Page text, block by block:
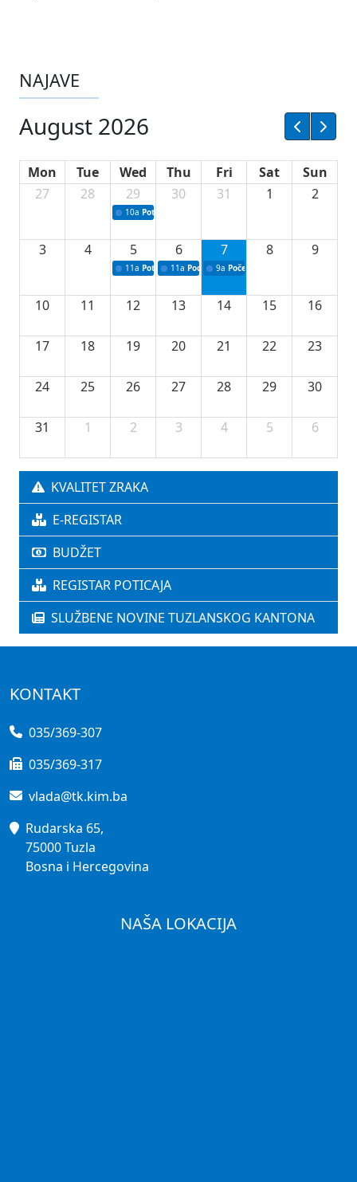
NAJAVE
August 2026
Mon Tue Wed Thu Fri Sat
Sun
27
28 29
10a Potpisivanje ugovora sa neprofitnim
30 31 1 2
3 4 5
11a Potpisivanje ugovora o stipendijama za
6
11a Podrška razvoju vodne infrastrukture u
7
9a Početak izgradnje nove
8 9
10 11 12 13 14 15 16
17 18 19 20 21 22 23
24 25 26 27 28 29 30
31 1 2 3 4 5 6
KVALITET ZRAKA
E-REGISTAR
BUDŽET
REGISTAR POTICAJA
SLUŽBENE NOVINE TUZLANSKOG KANTONA
KONTAKT
035/369-307
035/369-317
vlada@tk.kim.ba
Rudarska 65,
75000 Tuzla
Bosna i Hercegovina
NAŠA LOKACIJA